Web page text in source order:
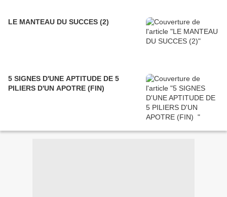
LE MANTEAU DU SUCCES (2)
5 SIGNES D'UNE APTITUDE DE 5
PILIERS D'UN APOTRE (FIN)